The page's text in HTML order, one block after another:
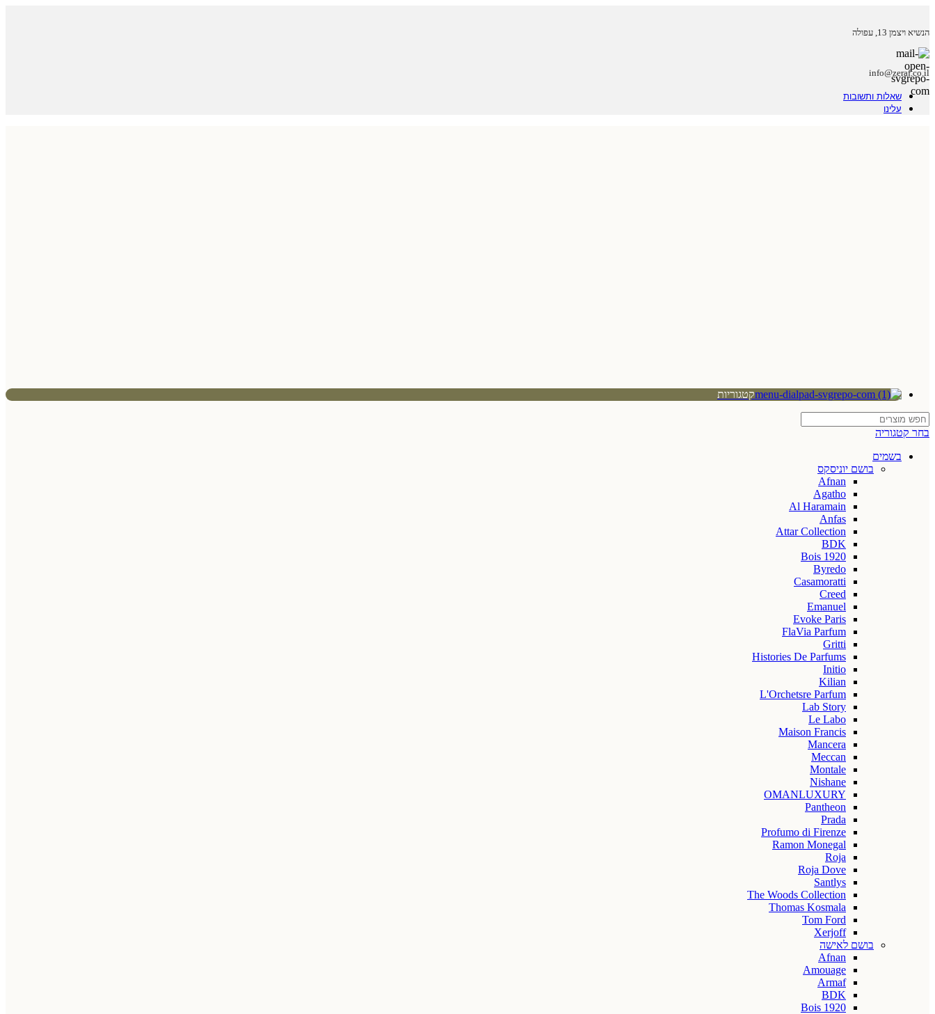
הנשיא ויצמן 13, עפולה
info@zeraf.co.il
שאלות ותשובות
עלינו
קטגוריות
בחר קטגוריה
בשמים
בושם יוניסקס
Afnan
Agatho
Al Haramain
Anfas
Attar Collection
BDK
Bois 1920
Byredo
Casamoratti
Creed
Emanuel
Evoke Paris
FlaVia Parfum
Gritti
Histories De Parfums
Initio
Kilian
L'Orchetsre Parfum
Lab Story
Le Labo
Maison Francis
Mancera
Meccan
Montale
Nishane
OMANLUXURY
Pantheon
Prada
Profumo di Firenze
Ramon Monegal
Roja
Roja Dove
Santlys
The Woods Collection
Thomas Kosmala
Tom Ford
Xerjoff
בושם לאישה
Afnan
Amouage
Armaf
BDK
Bois 1920